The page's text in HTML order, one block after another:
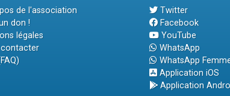
de l'association
don !
légales
contacter
Twitter
Facebook
YouTube
WhatsApp
WhatsApp
Application iOS
Application